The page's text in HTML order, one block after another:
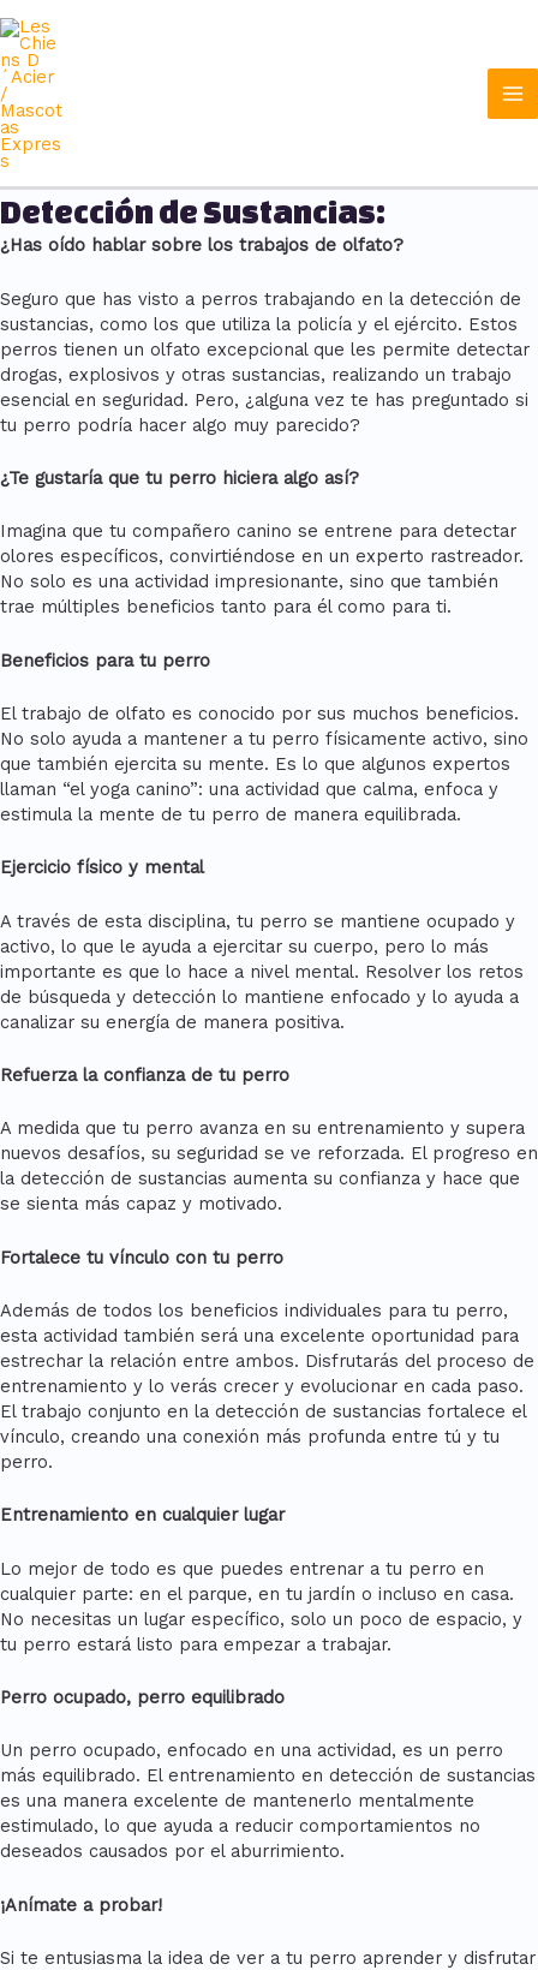
al
contenido
Detección de Sustancias:
¿Has oído hablar sobre los trabajos de olfato?
Seguro que has visto a perros trabajando en la detección de
sustancias, como los que utiliza la policía y el ejército. Estos
perros tienen un olfato excepcional que les permite detectar
drogas, explosivos y otras sustancias, realizando un trabajo
esencial en seguridad. Pero, ¿alguna vez te has preguntado si
tu perro podría hacer algo muy parecido?
¿Te gustaría que tu perro hiciera algo así?
Imagina que tu compañero canino se entrene para detectar
olores específicos, convirtiéndose en un experto rastreador.
No solo es una actividad impresionante, sino que también
trae múltiples beneficios tanto para él como para ti.
Beneficios para tu perro
El trabajo de olfato es conocido por sus muchos beneficios.
No solo ayuda a mantener a tu perro físicamente activo, sino
que también ejercita su mente. Es lo que algunos expertos
llaman “el yoga canino”: una actividad que calma, enfoca y
estimula la mente de tu perro de manera equilibrada.
Ejercicio físico y mental
A través de esta disciplina, tu perro se mantiene ocupado y
activo, lo que le ayuda a ejercitar su cuerpo, pero lo más
importante es que lo hace a nivel mental. Resolver los retos
de búsqueda y detección lo mantiene enfocado y lo ayuda a
canalizar su energía de manera positiva.
Refuerza la confianza de tu perro
A medida que tu perro avanza en su entrenamiento y supera
nuevos desafíos, su seguridad se ve reforzada. El progreso en
la detección de sustancias aumenta su confianza y hace que
se sienta más capaz y motivado.
Fortalece tu vínculo con tu perro
Además de todos los beneficios individuales para tu perro,
esta actividad también será una excelente oportunidad para
estrechar la relación entre ambos. Disfrutarás del proceso de
entrenamiento y lo verás crecer y evolucionar en cada paso.
El trabajo conjunto en la detección de sustancias fortalece el
vínculo, creando una conexión más profunda entre tú y tu
perro.
Entrenamiento en cualquier lugar
Lo mejor de todo es que puedes entrenar a tu perro en
cualquier parte: en el parque, en tu jardín o incluso en casa.
No necesitas un lugar específico, solo un poco de espacio, y
tu perro estará listo para empezar a trabajar.
Perro ocupado, perro equilibrado
Un perro ocupado, enfocado en una actividad, es un perro
más equilibrado. El entrenamiento en detección de sustancias
es una manera excelente de mantenerlo mentalmente
estimulado, lo que ayuda a reducir comportamientos no
deseados causados por el aburrimiento.
¡Anímate a probar!
Si te entusiasma la idea de ver a tu perro aprender y disfrutar